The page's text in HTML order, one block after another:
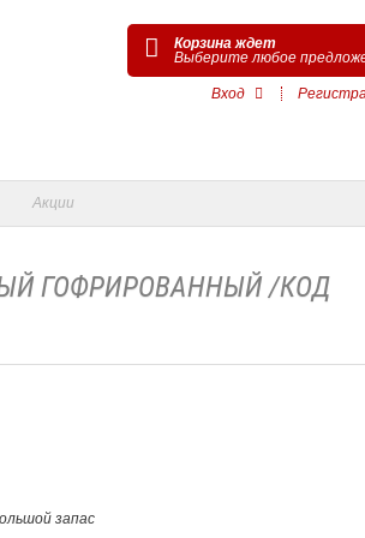
Корзина ждет
Выберите любое
Вход
Акции
ГОФРИРОВАННЫЙ /КОД
запас